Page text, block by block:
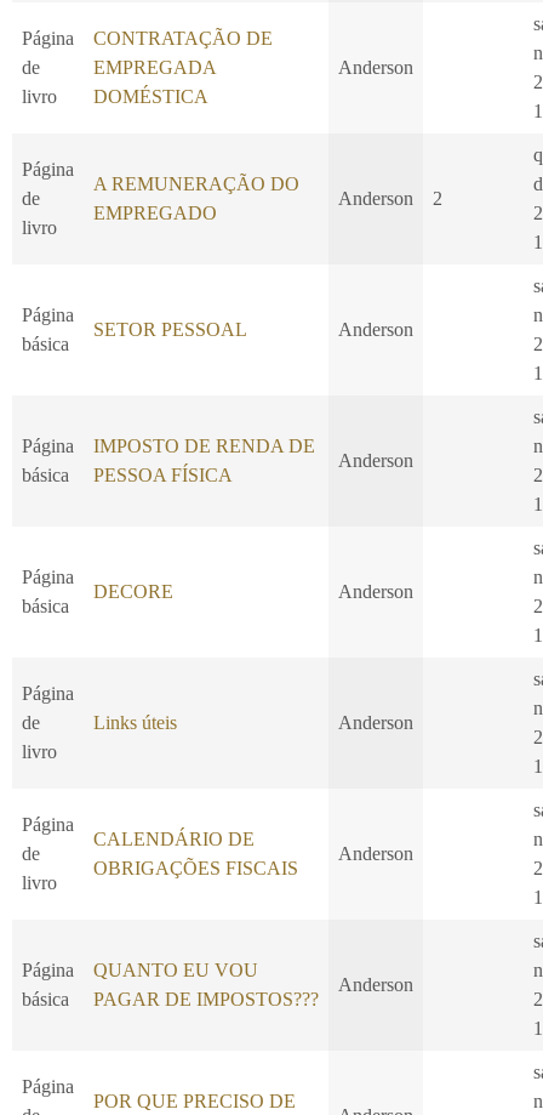
Página
de
livro
CONTRATAÇÃO DE
EMPREGADA
DOMÉSTICA
Anderson
Página
de
livro
A REMUNERAÇÃO DO
EMPREGADO
Anderson 2
Página
básica
SETOR PESSOAL Anderson
Página
básica
IMPOSTO DE RENDA DE
PESSOA FÍSICA
Anderson
Página
básica
DECORE Anderson
Página
de
livro
Links úteis Anderson
Página
de
livro
CALENDÁRIO DE
OBRIGAÇÕES FISCAIS
Anderson
Página
básica
QUANTO EU VOU
PAGAR DE IMPOSTOS???
Anderson
Página
POR QUE PRECISO DE